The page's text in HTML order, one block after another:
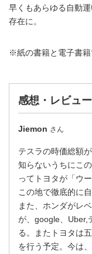
早くもあらゆる自動
存在に。
※紙の書籍と電子書籍
感想・レビュー
Jiemon さん
テスラの時価総額
知らないうちにこ
ってトヨタが「ウ
この地で徹底的に
また、ホンダがレ
が、google、Uber,
る。またトヨタは
を行う予定。今は